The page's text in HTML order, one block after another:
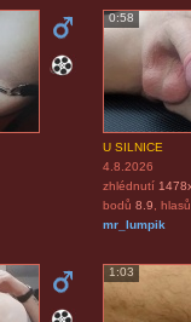
0:58
U SILNICE
4.8.2026
zhlédnutí
bodů 8.9 , hlasů
mr_lumpik
1:03